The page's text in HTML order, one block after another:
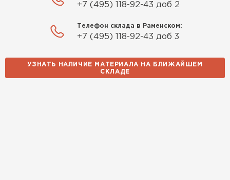
+7 (495) 118-92-43 доб 2
Телефон склада в Раменском:
+7 (495) 118-92-43 доб 3
УЗНАТЬ НАЛИЧИЕ МАТЕРИАЛА НА БЛИЖАЙШЕМ
СКЛАДЕ
Утеплитель Izolife
ПЕРЕЙТИ
ВСЕ ПРОИЗВОДИТЕЛИ